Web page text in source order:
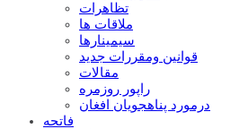
تظاهرات
ملاقات ها
سيمينارها
قوانين ومقررات جديد
مقالات
راپور روزمره
درمورد پناهجويان افغان
فاتحه